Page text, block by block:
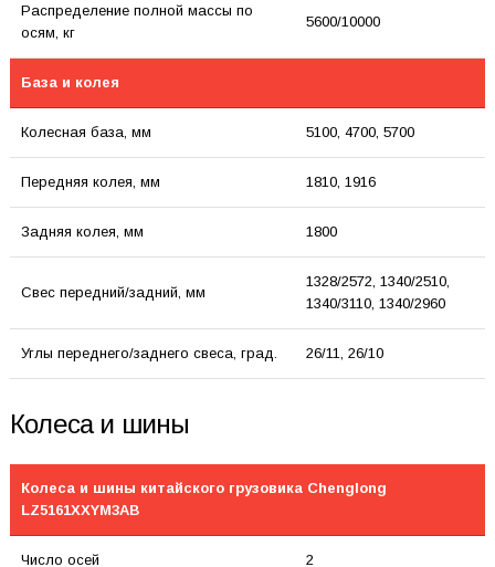
Распределение полной массы по
осям, кг
5600/10000
База и колея
Колесная база, мм 5100, 4700, 5700
Передняя колея, мм 1810, 1916
Задняя колея, мм 1800
Свес передний/задний, мм
1328/2572, 1340/2510,
1340/3110, 1340/2960
Углы переднего/заднего свеса, град. 26/11, 26/10
Колеса и шины
Колеса и шины китайского грузовика Chenglong
LZ5161XXYM3AB
Число осей 2